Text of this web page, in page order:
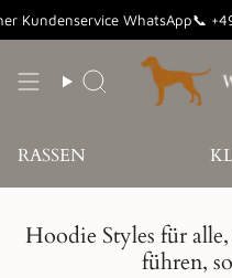
Inhalt
Kundenservice WhatsApp📞
Suche
RASSEN
Hoodie Styles für
führen,